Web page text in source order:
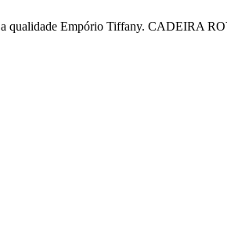
a qualidade Empório Tiffany. CADEIRA